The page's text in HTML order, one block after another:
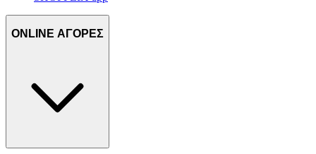
ONLINE ΑΓΟΡΕΣ